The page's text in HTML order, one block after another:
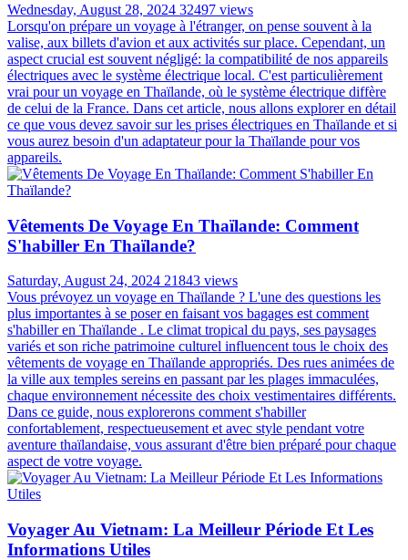
Wednesday, August 28, 2024 32497 views
Lorsqu'on prépare un voyage à l'étranger, on pense souvent à la
valise, aux billets d'avion et aux activités sur place. Cependant, un
aspect crucial est souvent négligé: la compatibilité de nos appareils
électriques avec le système électrique local. C'est particulièrement
vrai pour un voyage en Thaïlande, où le système électrique diffère
de celui de la France. Dans cet article, nous allons explorer en détail
ce que vous devez savoir sur les prises électriques en Thaïlande et si
vous aurez besoin d'un adaptateur pour la Thaïlande pour vos
appareils.
Vêtements De Voyage En Thaïlande: Comment
S'habiller En Thaïlande?
Saturday, August 24, 2024 21843 views
Vous prévoyez un voyage en Thaïlande ? L'une des questions les
plus importantes à se poser en faisant vos bagages est comment
s'habiller en Thaïlande . Le climat tropical du pays, ses paysages
variés et son riche patrimoine culturel influencent tous le choix des
vêtements de voyage en Thaïlande appropriés. Des rues animées de
la ville aux temples sereins en passant par les plages immaculées,
chaque environnement nécessite des choix vestimentaires différents.
Dans ce guide, nous explorerons comment s'habiller
confortablement, respectueusement et avec style pendant votre
aventure thaïlandaise, vous assurant d'être bien préparé pour chaque
aspect de votre voyage.
Voyager Au Vietnam: La Meilleur Période Et Les
Informations Utiles